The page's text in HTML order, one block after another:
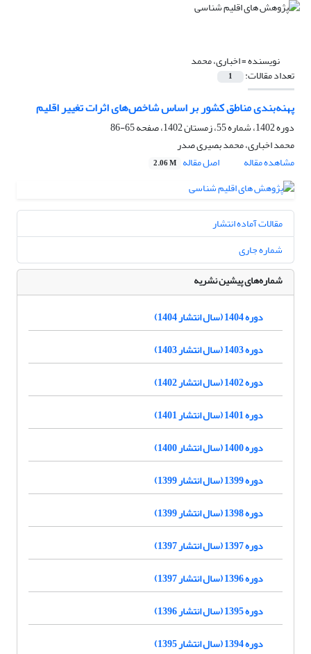
نویسنده =اخباری، محمد
تعداد مقالات: 1
پهنه‌بندی مناطق کشور بر اساس شاخص‌های اثرات تغییر اقلیم
دوره 1402، شماره 55، زمستان 1402، صفحه
65-86
محمد اخباری، محمد بصیری صدر
مشاهده مقاله
اصل مقاله 2.06 M
مقالات آماده انتشار
شماره جاری
شماره‌های پیشین نشریه
دوره 1404 (سال انتشار 1404)
دوره 1403 (سال انتشار 1403)
دوره 1402 (سال انتشار 1402)
دوره 1401 (سال انتشار 1401)
دوره 1400 (سال انتشار 1400)
دوره 1399 (سال انتشار 1399)
دوره 1398 (سال انتشار 1399)
دوره 1397 (سال انتشار 1397)
دوره 1396 (سال انتشار 1397)
دوره 1395 (سال انتشار 1396)
دوره 1394 (سال انتشار 1395)